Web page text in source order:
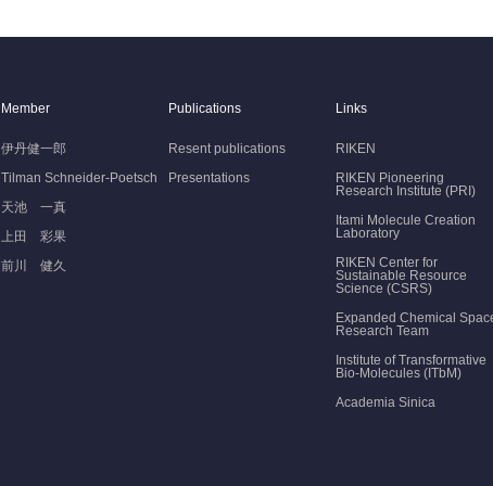
Member
伊丹健一郎
Tilman Schneider-Poetsch
天池 一真
上田 彩果
前川 健久
Publications
Resent publications
Presentations
Links
RIKEN
RIKEN Pioneering
Research Institute (PRI)
Itami Molecule Creation
Laboratory
RIKEN Center for
Sustainable Resource
Science (CSRS)
Expanded Chemical
Research Team
Institute of Transformative
Bio-Molecules (ITbM)
Academia Sinica